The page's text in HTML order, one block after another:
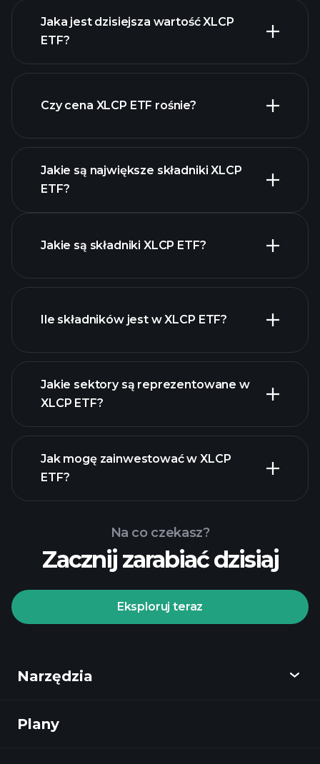
Jaka jest dzisiejsza wartość XLCP
ETF?
zaawansowanym wykresie
Czy cena XLCP ETF rośnie?
Jakie są największe składniki XLCP
ETF?
holdings
Jakie są składniki XLCP ETF?
holdings
Ile składników jest w XLCP ETF?
Jakie sektory są reprezentowane w
XLCP ETF?
Jak mogę zainwestować w XLCP
ETF?
Na co czekasz?
Zacznij zarabiać dzisiaj
Eksploruj teraz
Narzędzia
Odkryj
Plany